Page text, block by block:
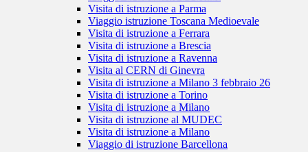
Visita di istruzione a Parma
Viaggio istruzione Toscana Medioevale
Visita di istruzione a Ferrara
Visita di istruzione a Brescia
Visita di istruzione a Ravenna
Visita al CERN di Ginevra
Visita di istruzione a Milano 3 febbraio 26
Visita di istruzione a Torino
Visita di istruzione a Milano
Visita di istruzione al MUDEC
Visita di istruzione a Milano
Viaggio di istruzione Barcellona